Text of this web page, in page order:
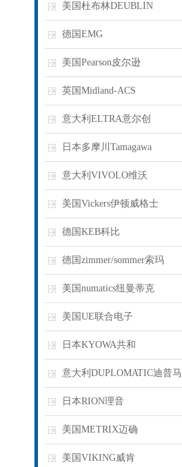
美国杜布林DEUBLIN
德国EMG
美国Pearson皮尔逊
英国Midland-ACS
意大利ELTRA意尔创
日本多摩川Tamagawa
意大利VIVOLO维沃
美国Vickers伊顿威格士
德国KEB科比
德国zimmer/sommer索玛
美国numatics纽曼蒂克
美国UE联合电子
日本KYOWA共和
意大利DUPLOMATIC迪普马
日本RION理音
美国METRIX迈确
美国VIKING威肯